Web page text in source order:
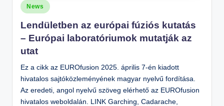
Posted
in
News
Lendületben az európai fúziós kutatás
– Európai laboratóriumok mutatják az
utat
Ez a cikk az EUROfusion 2025. április 7-én kiadott
hivatalos sajtóközleményének magyar nyelvű fordítása.
Az eredeti, angol nyelvű szöveg elérhető az EUROfusion
hivatalos weboldalán. LINK Garching, Cadarache,